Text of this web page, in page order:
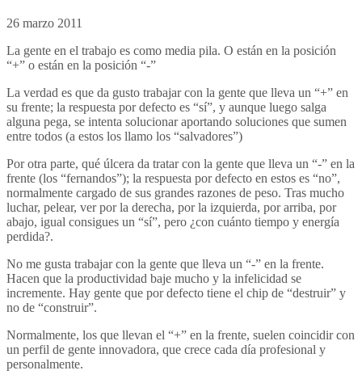
26 marzo 2011
La gente en el trabajo es como media pila. O están en la posición
“+” o están en la posición “-”
La verdad es que da gusto trabajar con la gente que lleva un “+” en
su frente; la respuesta por defecto es “sí”, y aunque luego salga
alguna pega, se intenta solucionar aportando soluciones que sumen
entre todos (a estos los llamo los “salvadores”)
Por otra parte, qué úlcera da tratar con la gente que lleva un “-” en la
frente (los “fernandos”); la respuesta por defecto en estos es “no”,
normalmente cargado de sus grandes razones de peso. Tras mucho
luchar, pelear, ver por la derecha, por la izquierda, por arriba, por
abajo, igual consigues un “sí”, pero ¿con cuánto tiempo y energía
perdida?.
No me gusta trabajar con la gente que lleva un “-” en la frente.
Hacen que la productividad baje mucho y la infelicidad se
incremente. Hay gente que por defecto tiene el chip de “destruir” y
no de “construir”.
Normalmente, los que llevan el “+” en la frente, suelen coincidir con
un perfil de gente innovadora, que crece cada día profesional y
personalmente.